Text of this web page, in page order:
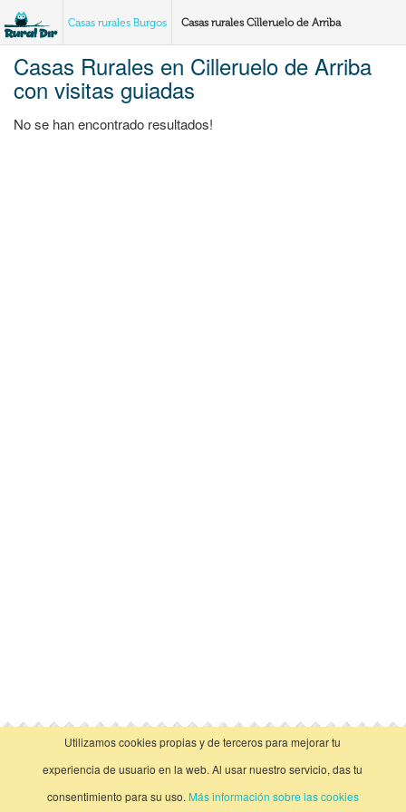
Casas rurales Burgos Casas rurales Cilleruelo de Arriba
Casas Rurales en Cilleruelo de Arriba
con visitas guiadas
No se han encontrado resultados!
Utilizamos cookies propias y de terceros para mejorar tu
experiencia de usuario en la web. Al usar nuestro servicio, das tu
consentimiento para su uso. Más información sobre las cookies
vista clásica